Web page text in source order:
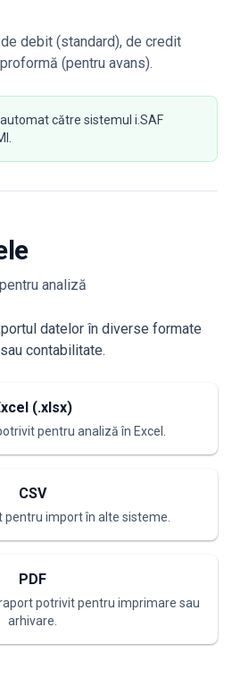
debit (standard), de credit
(pentru avans).
către sistemul i.SAF
analiză
datelor în diverse formate
contabilitate.
(.xlsx)
pentru analiză în Excel.
CSV
import în alte sisteme.
PDF
potrivit pentru imprimare sau
arhivare.